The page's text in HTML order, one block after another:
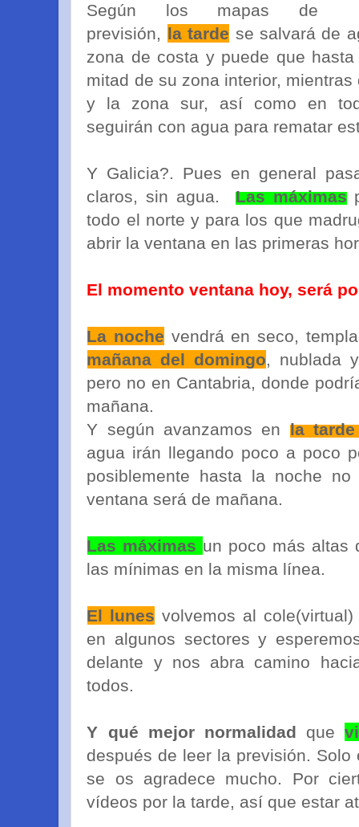
Según los mapas de
previsión, la tarde se salvará de
zona de costa y puede que
mitad de su zona interior,
y la zona sur, así como en
seguirán con agua para rematar
Y Galicia?. Pues en general
claros, sin agua. Las máximas
todo el norte y para los que
abrir la ventana en las primeras
El momento ventana hoy, será
La noche vendrá en seco,
mañana del domingo, nublada
pero no en Cantabria, donde
mañana.
Y según avanzamos en la
agua irán llegando poco a poco
posiblemente hasta la noche
ventana será de mañana.
Las máximas un poco más altas
las mínimas en la misma línea.
El lunes volvemos al
en algunos sectores y
delante y nos abra camino
todos.
Y qué mejor normalidad que
después de leer la previsión.
se os agradece mucho. Por
vídeos por la tarde, así que estar